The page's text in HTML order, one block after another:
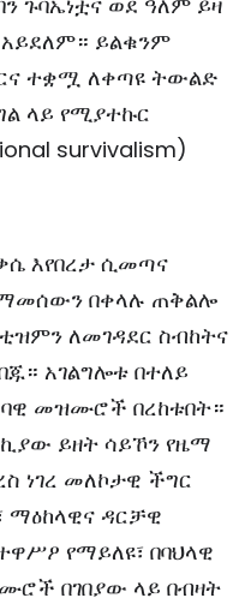
ይልቁንም
ተቋሟ ለቀጣዩ ትውልድ
ላይ የሚያተኩር
survivalism)
እየበረታ ሲመጣና
በቀላሉ ጠቅልሎ
ለመገዳደር ስብከትና
አገልግሎቱ በተለይ
መዝሙሮች በረከቱበት።
ይዘት ሳይኾን የዜማ
ነገረ መለኮታዊ ችግር
ማዕከላዊና ዳርቻዊ
የማይለዩ፣ በባህላዊ
በገበያው ላይ በብዛት